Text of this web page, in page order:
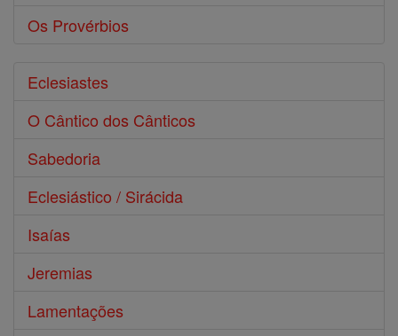
Os Provérbios
Eclesiastes
O Cântico dos Cânticos
Sabedoria
Eclesiástico / Sirácida
Isaías
Jeremias
Lamentações